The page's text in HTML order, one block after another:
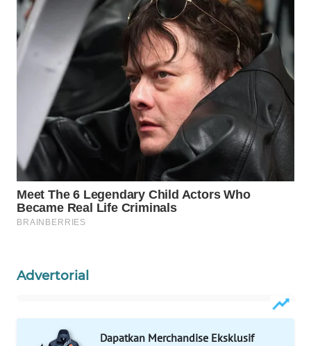
Advertorial
Dapatkan Merchandise Eksklusif
OTOMOTIF
WAHANA
WAHANA
DESA
WISATA
LAPAK
WAHANA
Wahana
Network
LISTRIK
KELISTRIKAN